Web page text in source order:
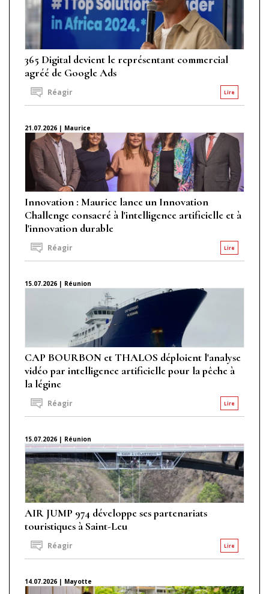
365 Digital devient le représentant commercial
agréé de Google Ads
Lire
Réagir
21.07.2026 | Maurice
Innovation : Maurice lance un Innovation
Challenge consacré à l'intelligence artificielle et à
l'innovation durable
Lire
Réagir
15.07.2026 | Réunion
CAP BOURBON et THALOS déploient l'analyse
vidéo par intelligence artificielle pour la pêche à
la légine
Lire
Réagir
15.07.2026 | Réunion
AIR JUMP 974 développe ses partenariats
touristiques à Saint-Leu
Lire
Réagir
14.07.2026 | Mayotte